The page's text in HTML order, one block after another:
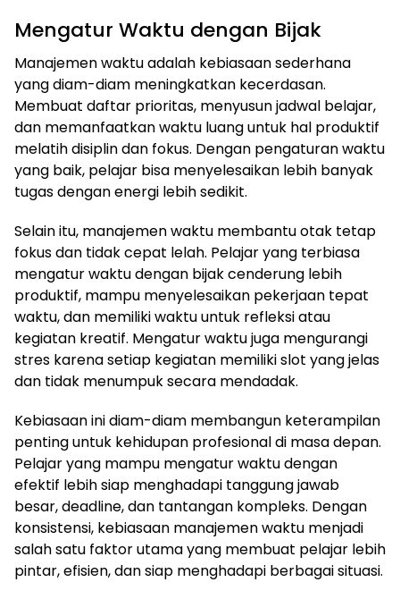
Mengatur Waktu dengan Bijak
Manajemen waktu adalah kebiasaan sederhana
yang diam-diam meningkatkan kecerdasan.
Membuat daftar prioritas, menyusun jadwal belajar,
dan memanfaatkan waktu luang untuk hal produktif
melatih disiplin dan fokus. Dengan pengaturan waktu
yang baik, pelajar bisa menyelesaikan lebih banyak
tugas dengan energi lebih sedikit.
Selain itu, manajemen waktu membantu otak tetap
fokus dan tidak cepat lelah. Pelajar yang terbiasa
mengatur waktu dengan bijak cenderung lebih
produktif, mampu menyelesaikan pekerjaan tepat
waktu, dan memiliki waktu untuk refleksi atau
kegiatan kreatif. Mengatur waktu juga mengurangi
stres karena setiap kegiatan memiliki slot yang jelas
dan tidak menumpuk secara mendadak.
Kebiasaan ini diam-diam membangun keterampilan
penting untuk kehidupan profesional di masa depan.
Pelajar yang mampu mengatur waktu dengan
efektif lebih siap menghadapi tanggung jawab
besar, deadline, dan tantangan kompleks. Dengan
konsistensi, kebiasaan manajemen waktu menjadi
salah satu faktor utama yang membuat pelajar lebih
pintar, efisien, dan siap menghadapi berbagai situasi.